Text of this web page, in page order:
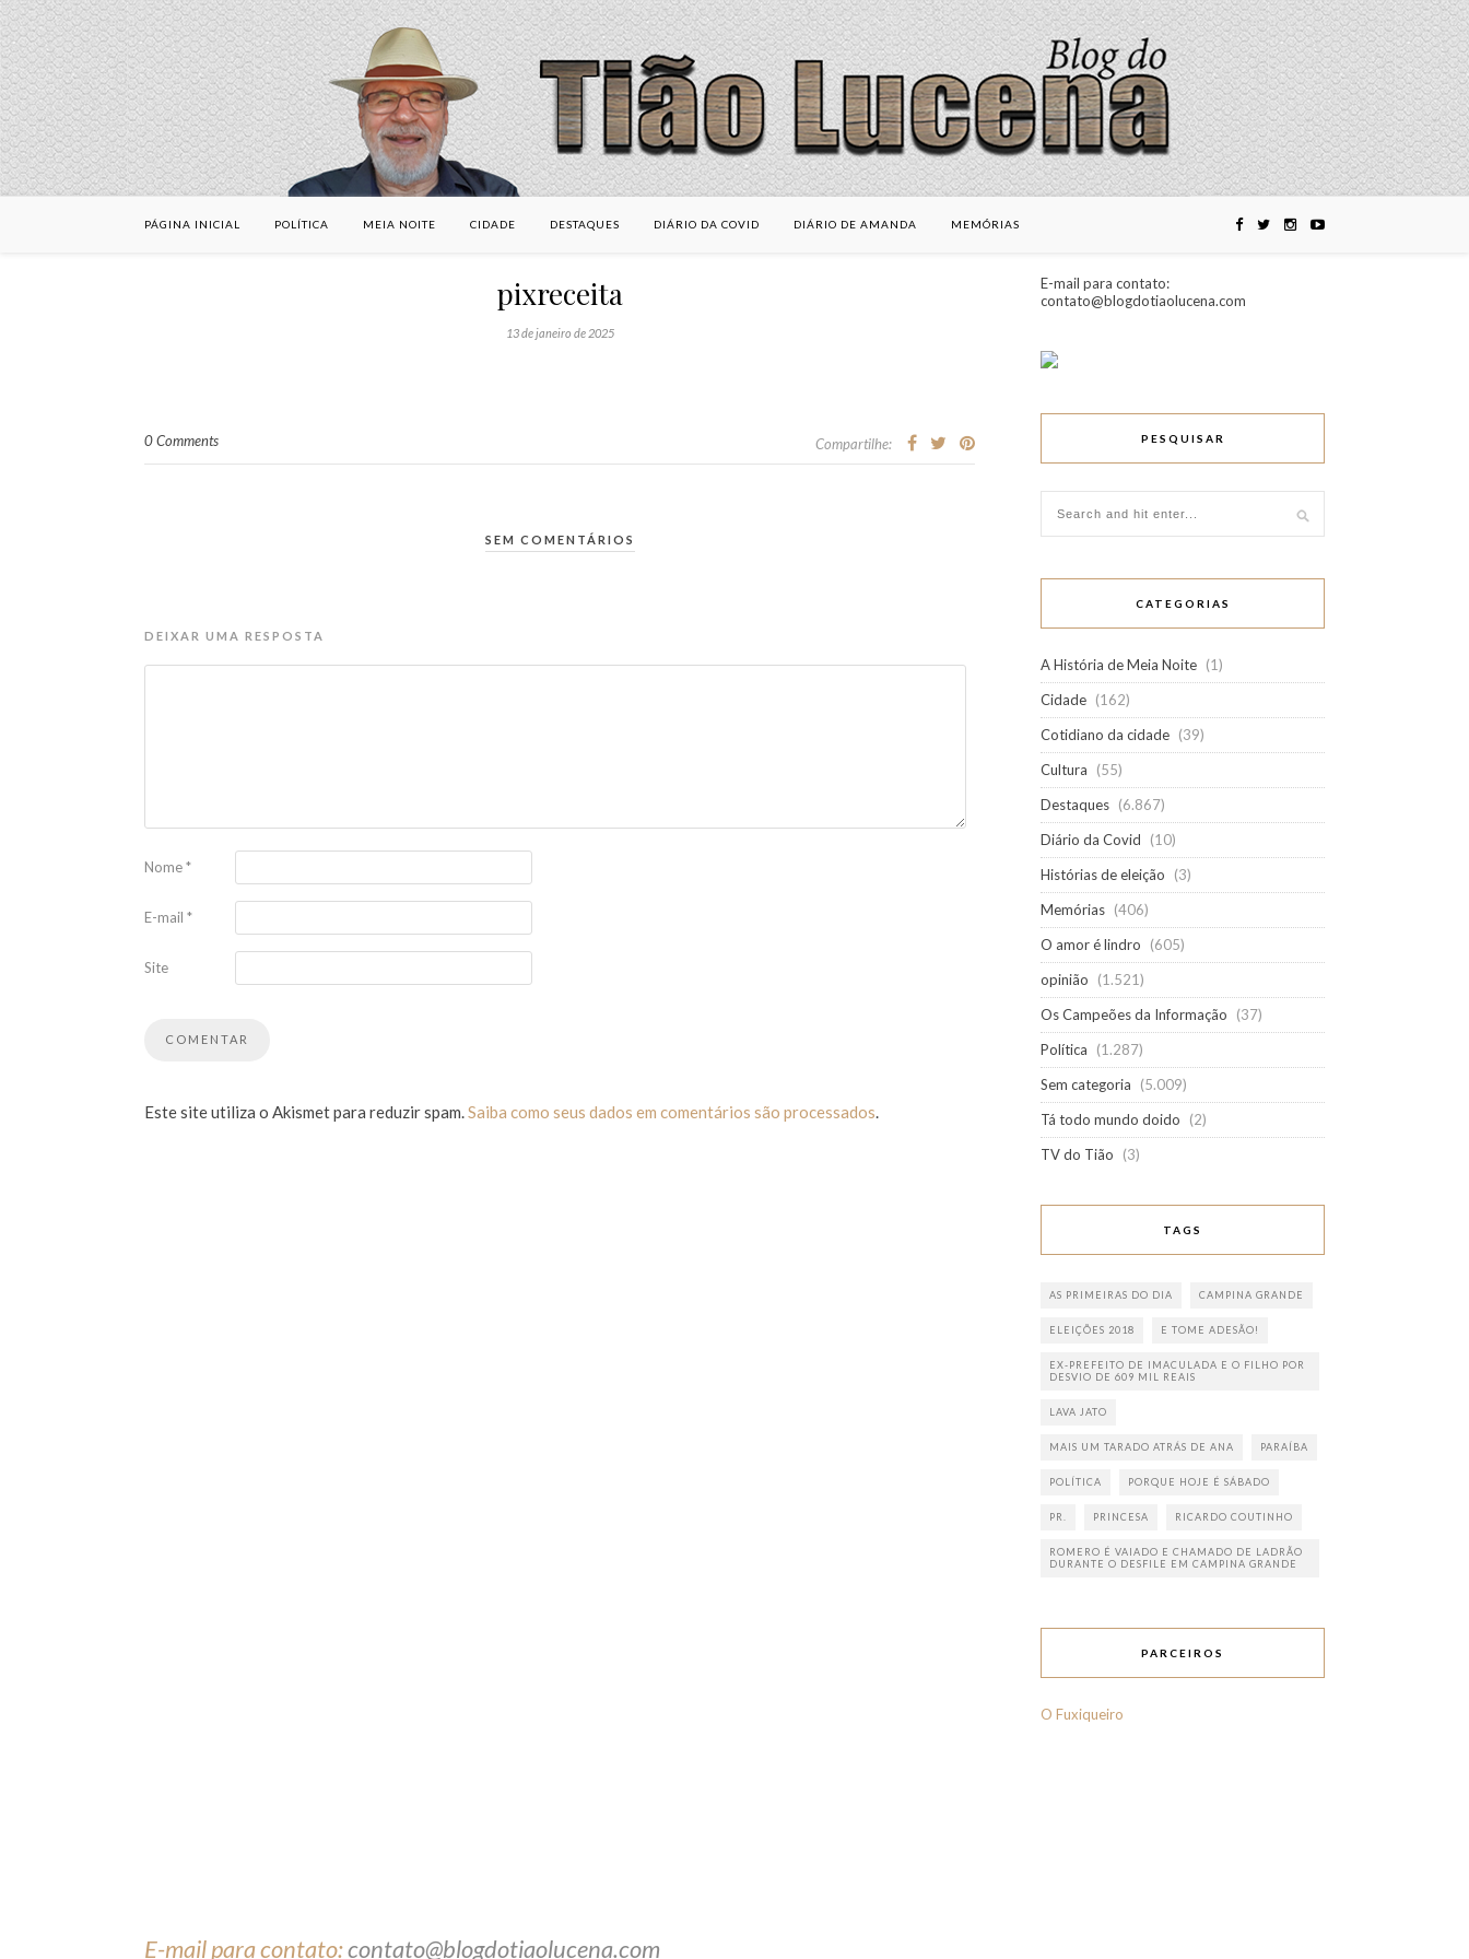
PÁGINA INICIAL POLÍTICA MEIA NOITE CIDADE DESTAQUES DIÁRIO DA COVID DIÁRIO DE AMANDA MEMÓRIAS
pixreceita
13 de janeiro de 2025
0 Comments Compartilhe:
SEM COMENTÁRIOS
DEIXAR UMA RESPOSTA
Nome*
E-mail *
Site
Este site utiliza o Akismet para reduzir spam.Saiba como seus dados em comentários são processados.
E-mail para contato:
contato@blogdotiaolucena.com
PESQUISAR
CATEGORIAS
A História de Meia Noite (1)
Cidade (162)
Cotidiano da cidade (39)
Cultura
(55)
Destaques (6.867)
Diário da Covid
(10)
Histórias de eleição
(3)
Memórias (406)
O amor é lindro
(605)
opinião
(1.521)
Os Campeões da Informação
(37)
Política
(1.287)
Sem categoria
(5.009)
Tá todo mundo doido
(2)
TV do Tião
(3)
TAGS
AS PRIMEIRAS DO DIA CAMPINA GRANDE
ELEIÇÕES 2018 E TOME ADESÃO!
EX-PREFEITO DE IMACULADA E O FILHO POR
DESVIO DE 609 MIL REAIS
LAVA JATO
MAIS UM TARADO ATRÁS DE ANA PARAÍBA
POLÍTICA PORQUE HOJE É SÁBADO
PR. PRINCESA RICARDO COUTINHO
ROMERO É VAIADO E CHAMADO DE LADRÃO
DURANTE O DESFILE EM CAMPINA GRANDE
PARCEIROS
O Fuxiqueiro
E-mail para contato:contato@blogdotiaolucena.com